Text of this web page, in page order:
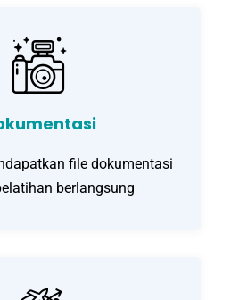
file dokumentasi
berlangsung